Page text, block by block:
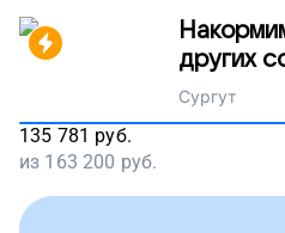
других
Сургут
135 781 руб.
из 163 200 руб.